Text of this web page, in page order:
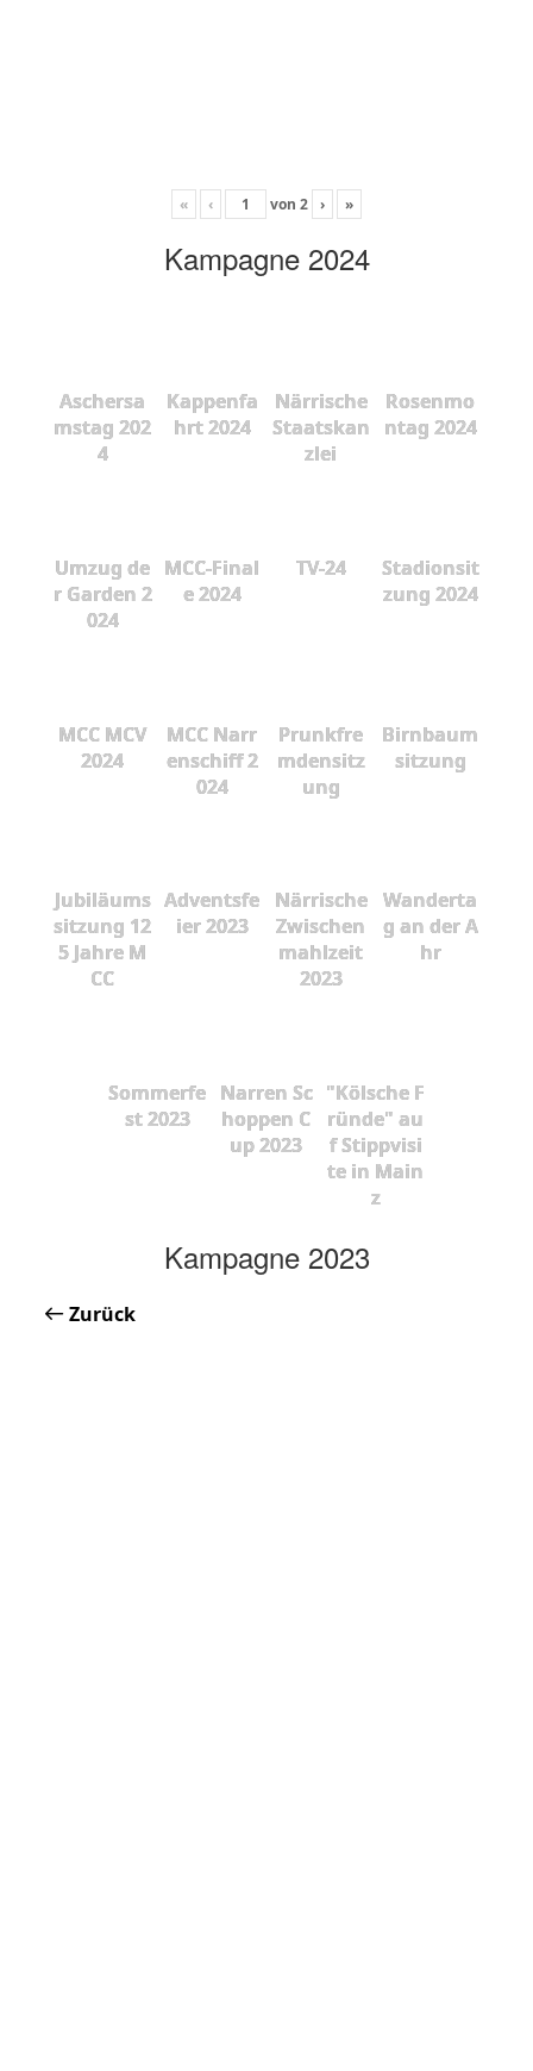
« ‹ von 2 › »
Kampagne 2024
Aschersa
mstag 202
4
Kappenfa
hrt 2024
Närrische
Staatskan
zlei
Rosenmo
ntag 2024
Umzug de
r Garden 2
024
MCC-Final
e 2024
TV-24
Stadionsit
zung 2024
MCC MCV
2024
MCC Narr
enschiff 2
024
Prunkfre
mdensitz
ung
Birnbaum
sitzung
Jubiläums
sitzung 12
5 Jahre M
CC
Adventsfe
ier 2023
Närrische
Zwischen
mahlzeit
2023
Wanderta
g an der A
hr
Sommerfe
st 2023
Narren Sc
hoppen C
up 2023
"Kölsche F
ründe" au
f Stippvisi
te in Main
z
Kampagne 2023
Zurück